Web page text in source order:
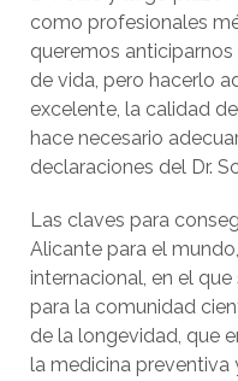
como profesionales
queremos
de vida, pero hacerlo
excelente, la calidad
hace necesario
declaraciones del Dr.
Las claves para
Alicante para el
internacional, en el
para la comunidad
de la longevidad, que
la medicina preventiva